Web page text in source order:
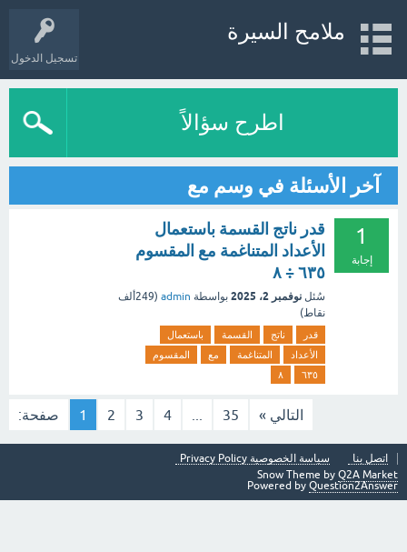
تسجيل الدخول
ملامح السيرة
اطرح سؤالاً
آخر الأسئلة في وسم مع
1
إجابة
قدر ناتج القسمة باستعمال
الأعداد المتناغمة مع المقسوم
٦٣٥ ÷ ٨
سُئل نوفمبر 2، 2025 بواسطة admin
(249ألف
نقاط)
قدر ناتج القسمة
باستعمال
الأعداد
المتناغمة مع
المقسوم
٦٣٥
٨
صفحة: 1 2 3 4 35 التالي »
اتصل بنا
سياسة الخصوصية Privacy Policy
Snow Theme by Q2A Market
Powered by Question2Answer